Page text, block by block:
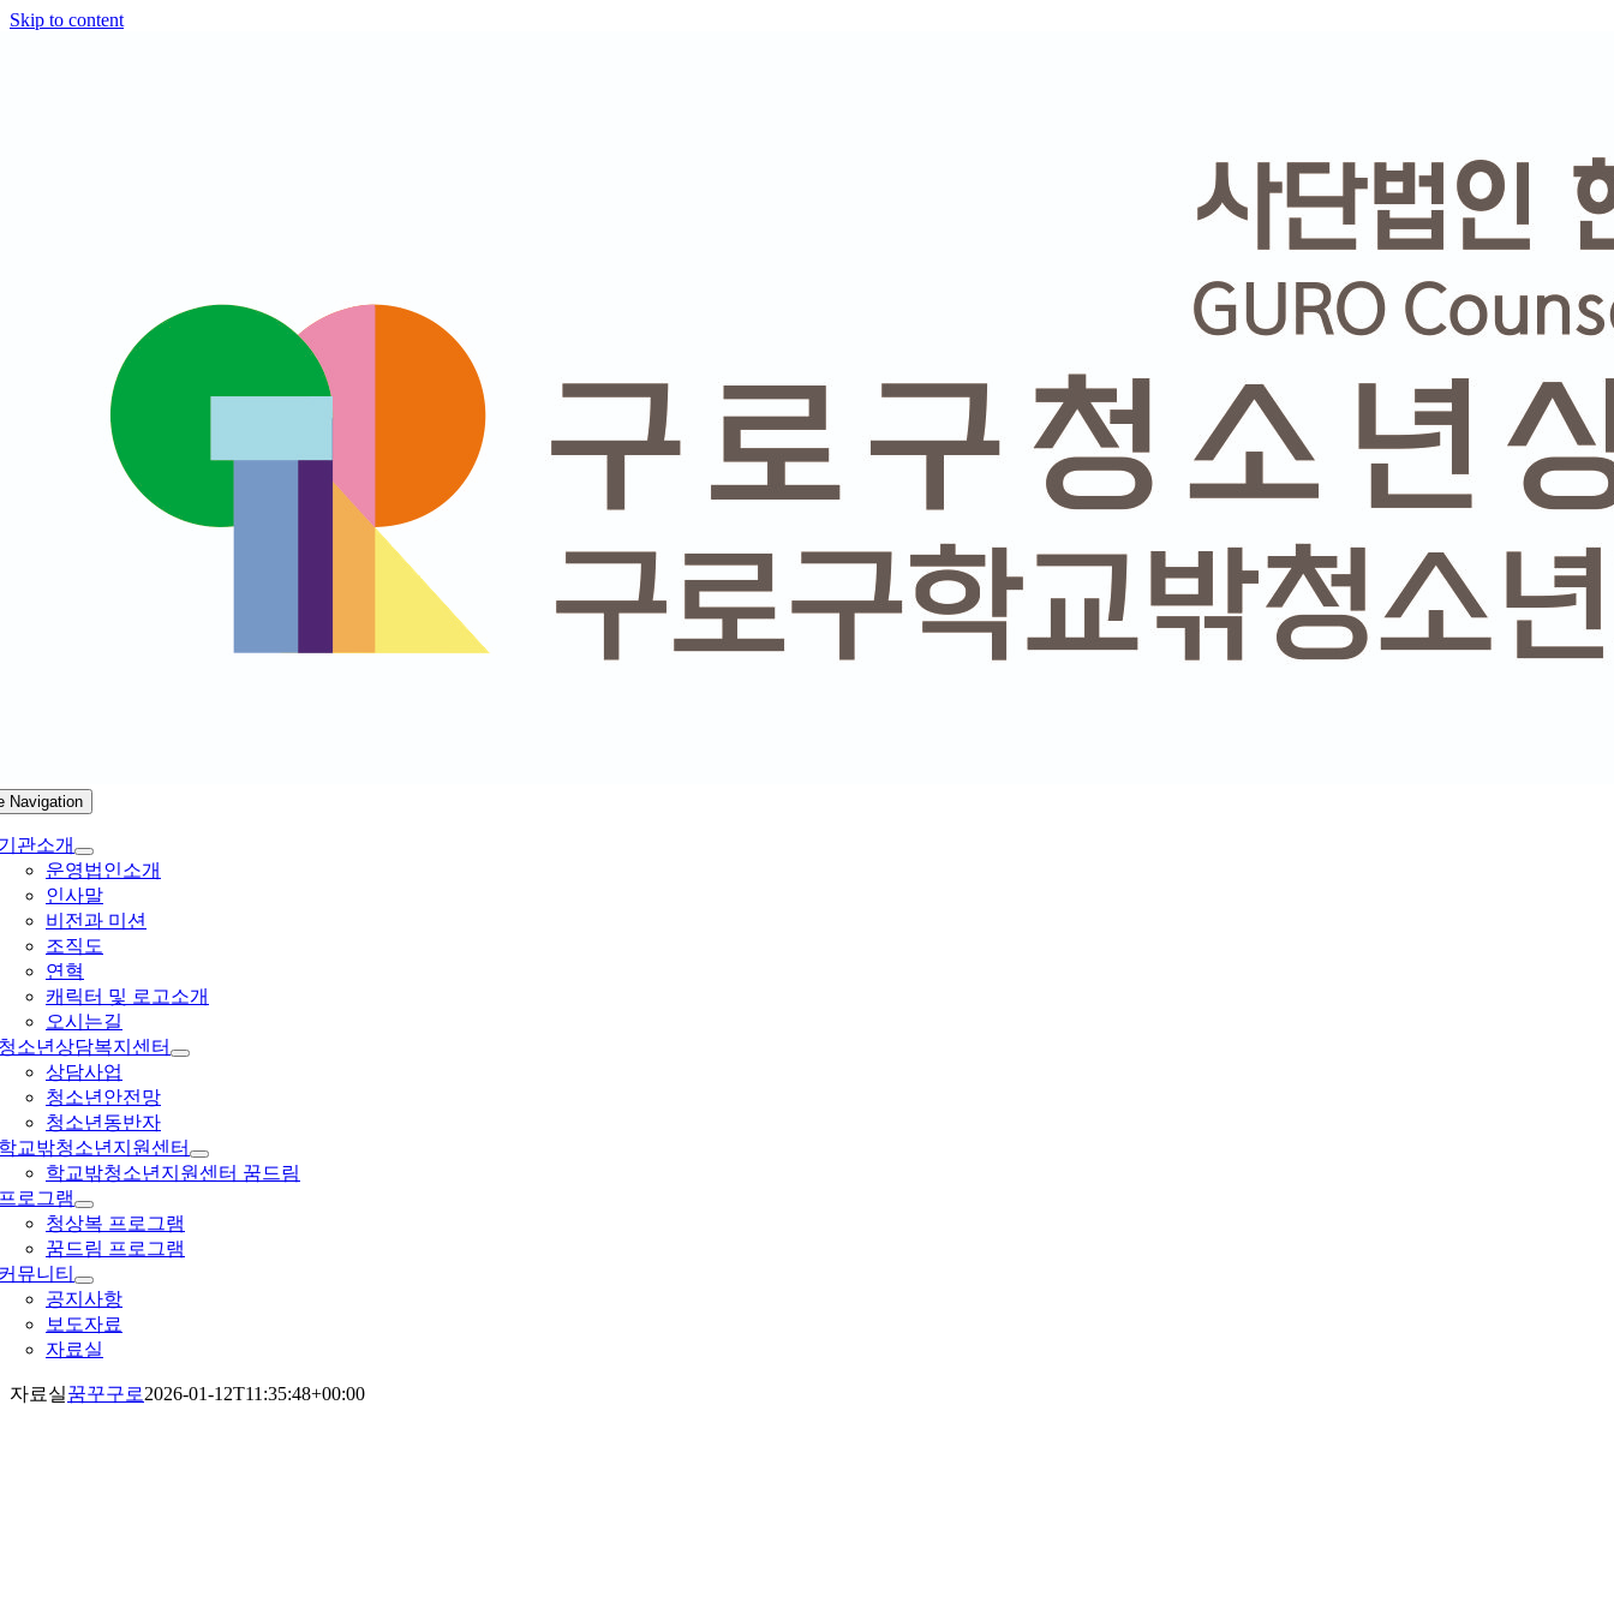
Skip to content
Navigation
관소개
운영법인소개
인사말
비전과 미션
조직도
연혁
캐릭터 및 로고소개
오시는길
소년상담복지센터
상담사업
청소년안전망
청소년동반자
교밖청소년지원센터
학교밖청소년지원센터 꿈드림
로그램
청상복 프로그램
꿈드림 프로그램
뮤니티
공지사항
보도자료
자료실
자료실꿈꾸구로2026-01-12T11:35:48+00:00